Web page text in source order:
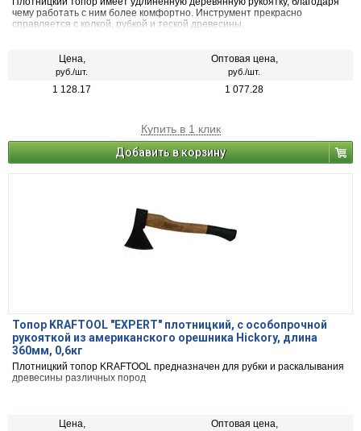
чему работать с ним более комфортно. Инструмент прекрасно
справляется с колкой, рубкой и теской древесины.
Цена,
руб./шт.
Оптовая цена,
руб./шт.
1 128.17 1 077.28
Купить в 1 клик
Добавить в корзину
Топор KRAFTOOL "EXPERT" плотницкий, с особопрочной
рукояткой из американского орешника Hickory, длина
360мм, 0,6кг
Плотницкий топор KRAFTOOL предназначен для рубки и раскалывания
древесины различных пород
Цена, Оптовая цена,